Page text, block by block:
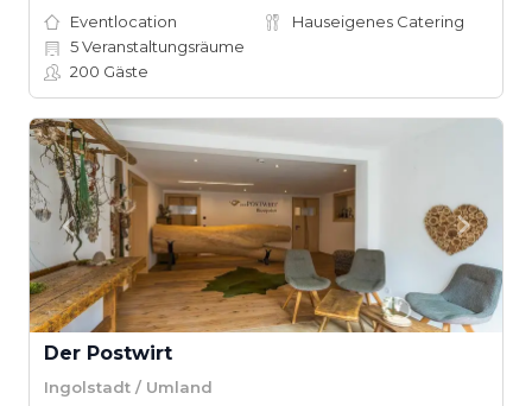
Eventlocation
Hauseigenes Catering
5Veranstaltungsräume
200 Gäste
Der Postwirt
Ingolstadt / Umland